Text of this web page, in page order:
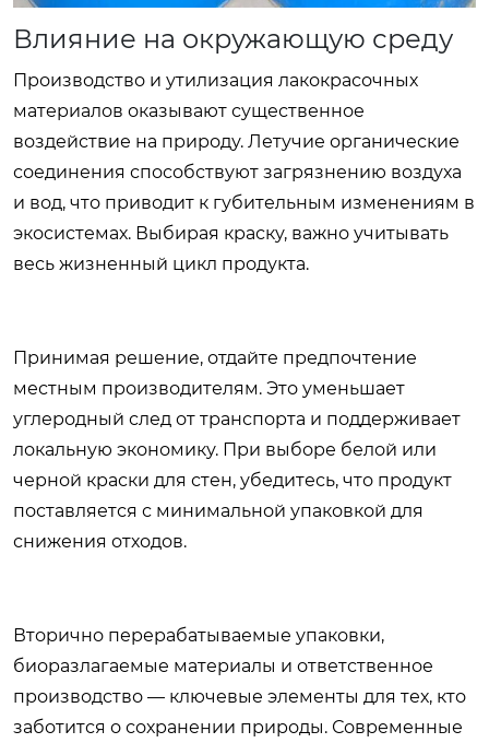
Влияние на окружающую среду
Производство и утилизация лакокрасочных
материалов оказывают существенное
воздействие на природу. Летучие органические
соединения способствуют загрязнению воздуха
и вод, что приводит к губительным изменениям в
экосистемах. Выбирая краску, важно учитывать
весь жизненный цикл продукта.
Принимая решение, отдайте предпочтение
местным производителям. Это уменьшает
углеродный след от транспорта и поддерживает
локальную экономику. При выборе белой или
черной краски для стен, убедитесь, что продукт
поставляется с минимальной упаковкой для
снижения отходов.
Вторично перерабатываемые упаковки,
биоразлагаемые материалы и ответственное
производство — ключевые элементы для тех, кто
заботится о сохранении природы. Современные